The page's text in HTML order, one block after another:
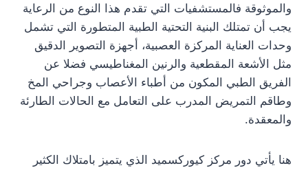
والموثوقة فالمستشفيات التي تقدم هذا النوع من الرعاية
يجب أن تمتلك البنية التحتية الطبية المتطورة التي تشمل
وحدات العناية المركزة العصبية، أجهزة التصوير الدقيق
مثل الأشعة المقطعية والرنين المغناطيسي فضلا عن
الفريق الطبي المكون من أطباء الأعصاب وجراحي المخ
وطاقم التمريض المدرب على التعامل مع الحالات الطارئة
والمعقدة.
هنا يأتي دور مركز كيوركسميد الذي يتميز بامتلاك الكثير